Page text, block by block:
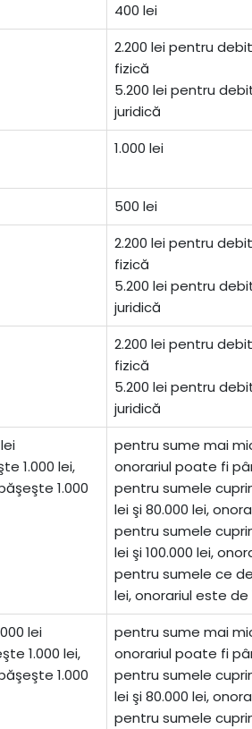
400 lei
2.200 lei pentru
fizică
5.200 lei pentru
juridică
1.000 lei
500 lei
2.200 lei pentru
fizică
5.200 lei pentru
juridică
2.200 lei pentru
fizică
5.200 lei pentru
juridică
1.000 lei,
1.000
pentru sume mai
onorariul poate fi
pentru sumele
lei şi 80.000 lei,
pentru sumele
lei şi 100.000 lei,
pentru sumele ce
lei, onorariul este de
lei
1.000 lei,
1.000
pentru sume mai
onorariul poate fi
pentru sumele
lei şi 80.000 lei,
pentru sumele